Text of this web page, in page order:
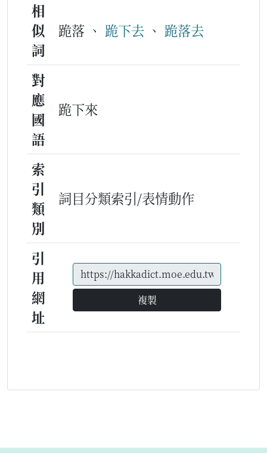
相
似
詞
跪落 、 跪下去 、 跪落去
對
應
國
語
跪下來
索
引
類
別
詞目分類索引/表情動作
引
用
網
址
複製